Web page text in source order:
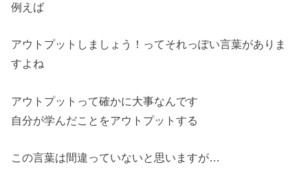
例えば
アウトプットしましょう！ってそれっぽい言葉がありま
すよね
アウトプットって確かに大事なんです
自分が学んだことをアウトプットする
この言葉は間違っていないと思いますが…